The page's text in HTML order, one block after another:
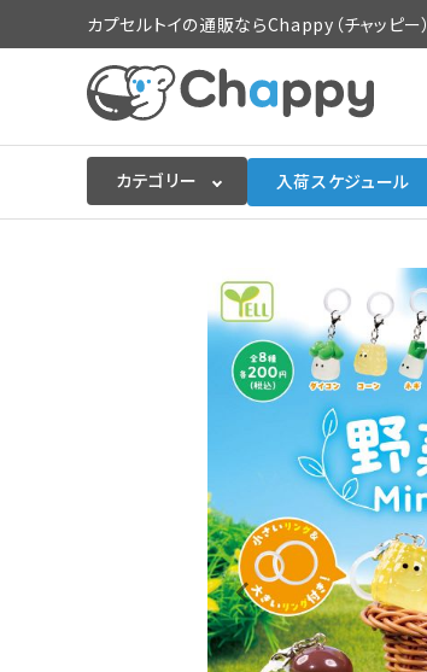
カプセルトイの通販ならChappy（チャッピー）
カテゴリー 入荷スケジュール
入荷スケジュールをチェック
カプセルトイマシン本体
販促用空カプセル
景品・玩具・文具